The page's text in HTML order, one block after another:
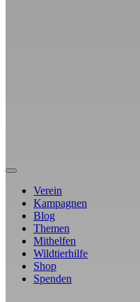
Verein
Kampagnen
Blog
Themen
Mithelfen
Wildtierhilfe
Shop
Spenden